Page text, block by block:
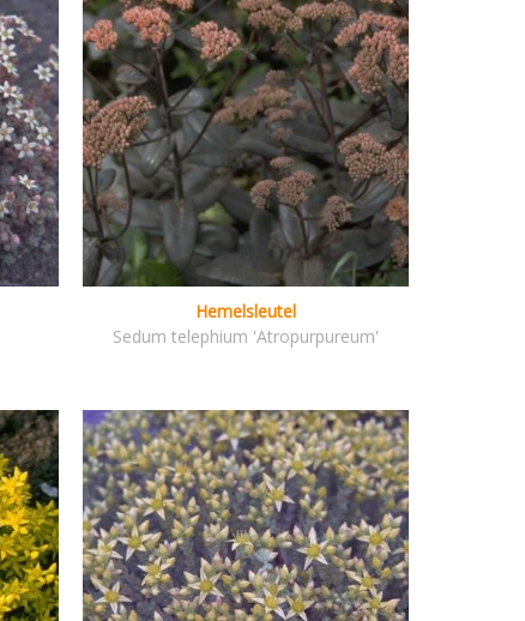
Hemelsleutel
Sedum telephium 'Atropurpureum'